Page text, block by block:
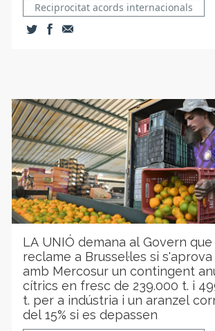
Reciprocitat acords internacionals
LA UNIÓ demana al Govern que
reclame a Brussel·les si
amb Mercosur un contingent
cítrics en fresc de 239.000 t. i
t. per a indústria i un aranzel
del 15% si es depassen